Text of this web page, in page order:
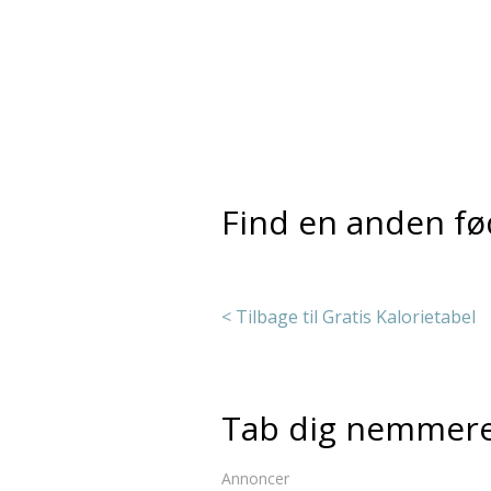
Find en anden
< Tilbage til Gratis Kalorietabel
Tab dig
Annoncer